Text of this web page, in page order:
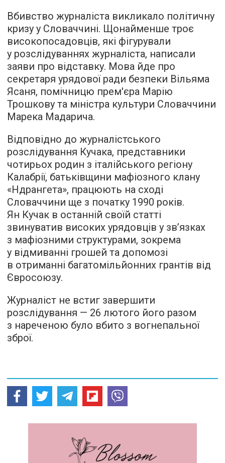
Вбивство журналіста викликало політичну
кризу у Словаччині. Щонайменше троє
високопосадовців, які фігурували
у розслідуваннях журналіста, написали
заяви про відставку. Мова йде про
секретаря урядової ради безпеки Вільяма
Ясаня, помічницю прем'єра Марію
Трошкову та міністра культури Словаччини
Марека Мадарича.
Відповідно до журналістського
розслідування Кучака, представники
чотирьох родин з італійського регіону
Калабрії, батьківщини мафіозного клану
«Ндрангета», працюють на сході
Словаччини ще з початку 1990 років.
Ян Кучак в останній своїй статті
звинуватив високих урядовців у зв’язках
з мафіозними структурами, зокрема
у відмиванні грошей та допомозі
в отриманні багатомільйонних грантів від
Євросоюзу.
Журналіст не встиг завершити
розслідування — 26 лютого його разом
з нареченою було вбито з вогнепальної
зброї.